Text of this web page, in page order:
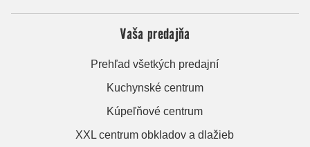
Vaša predajňa
Prehľad všetkých predajní
Kuchynské centrum
Kúpeľňové centrum
XXL centrum obkladov a dlažieb